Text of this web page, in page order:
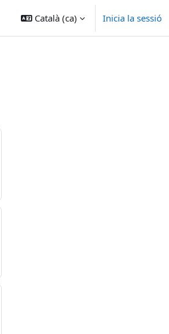
Català ‎(ca)‎ Inicia la sessió